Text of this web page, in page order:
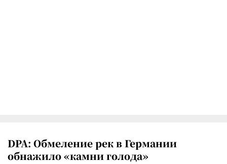
DPA: Обмеление рек в Германии
обнажило «камни голода»